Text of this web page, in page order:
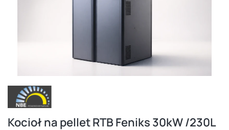
Kocioł na pellet RTB Feniks 30kW /230L